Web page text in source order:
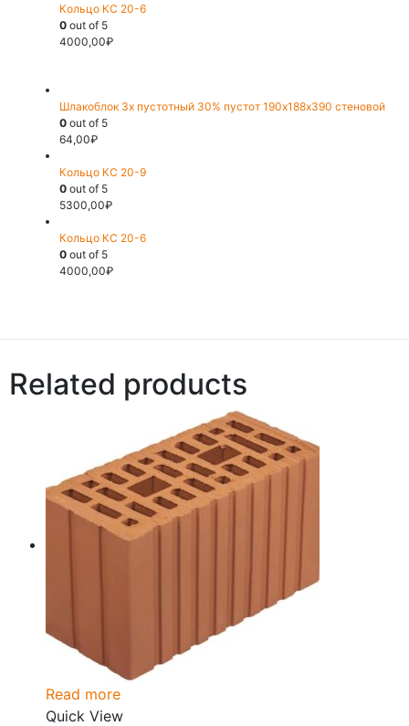
Кольцо КС 20-6
0 out of 5
4000,00₽
Шлакоблок 3х пустотный 30% пустот 190х188х390 стеновой
0 out of 5
64,00₽
Кольцо КС 20-9
0 out of 5
5300,00₽
Кольцо КС 20-6
0 out of 5
4000,00₽
Related products
Read more
Quick View